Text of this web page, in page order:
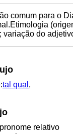
comum para o
variação do
tal qual ,
relativo